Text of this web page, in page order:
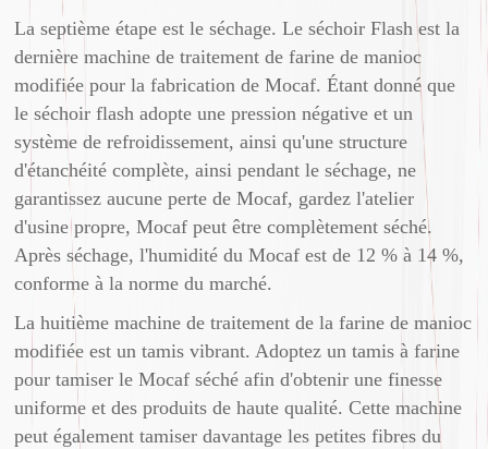
La septième étape est le séchage. Le séchoir Flash est la
dernière machine de traitement de farine de manioc
modifiée pour la fabrication de Mocaf. Étant donné que
le séchoir flash adopte une pression négative et un
système de refroidissement, ainsi qu'une structure
d'étanchéité complète, ainsi pendant le séchage, ne
garantissez aucune perte de Mocaf, gardez l'atelier
d'usine propre, Mocaf peut être complètement séché.
Après séchage, l'humidité du Mocaf est de 12 % à 14 %,
conforme à la norme du marché.
La huitième machine de traitement de la farine de manioc
modifiée est un tamis vibrant. Adoptez un tamis à farine
pour tamiser le Mocaf séché afin d'obtenir une finesse
uniforme et des produits de haute qualité. Cette machine
peut également tamiser davantage les petites fibres du